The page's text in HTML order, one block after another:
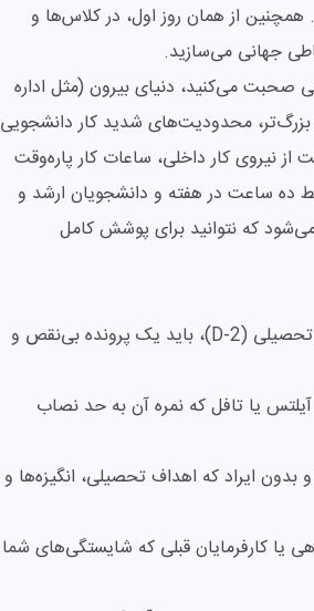
همچنین از همان روز اول، در کلاس‌ها و
جهانی می‌سازید.
صحبت می‌کنید، دنیای بیرون (مثل اداره
بزرگ‌تر، محدودیت‌های شدید کار دانشجویی
نیروی کار داخلی، ساعات کار پاره‌وقت
ده ساعت در هفته و دانشجویان ارشد و
می‌شود که نتوانید برای پوشش کامل
برای اخذ پذیرش در دوره‌های انگلیسی‌زبان و دریافت موفقیت‌آمیز ویزای تحصیلی (D-2)، باید یک پرونده بی‌نقص و
آیلتس یا تافل که نمره آن به حد نصاب
بدون ایراد که اهداف تحصیلی، انگیزه‌ها و
یا کارفرمایان قبلی که شایستگی‌های شما